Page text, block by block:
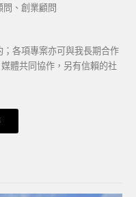
、創業顧問
各項專案亦可與我長期合作
體共同協作，另有信賴的社